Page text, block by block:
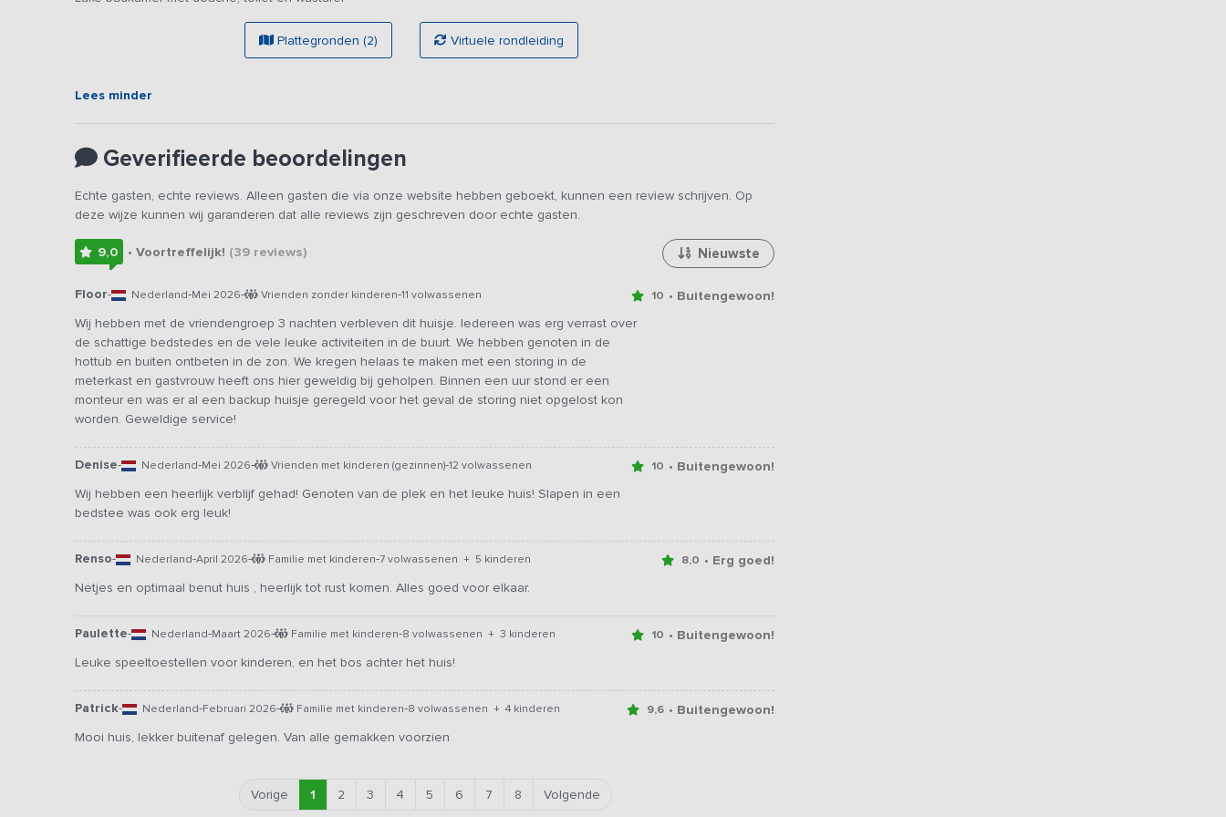
Vanuit de woonkamer met tuindeuren kijk je landelijk weg over het Achterhoekse landschap en loop je zo het bos in
zijn. Voor hen is er voldoende ruimte en zijn er leuke speeltoestellen, zoals een schommel en een volleybalveld.
Plattegronden (2) Virtuele rondleiding
Lees minder
Geverifieerde beoordelingen
Echte gasten, echte reviews. Alleen gasten die via onze website hebben geboekt, kunnen een review schrijven. Op
deze wijze kunnen wij garanderen dat alle reviews zijn geschreven door echte gasten.
9,0 • Voortreffelijk! (39reviews) Nieuwste
Floor- Nederland-Mei 2026- Vrienden zonder kinderen-11 volwassenen 10 • Buitengewoon!
Wij hebben met de vriendengroep 3 nachten verbleven dit huisje. Iedereen was erg verrast over
de schattige bedstedes en de vele leuke activiteiten in de buurt. We hebben genoten in de
hottub en buiten ontbeten in de zon. We kregen helaas te maken met een storing in de
meterkast en gastvrouw heeft ons hier geweldig bij geholpen. Binnen een uur stond er een
monteur en was er al een backup huisje geregeld voor het geval de storing niet opgelost kon
worden. Geweldige service!
Denise- Nederland-Mei 2026- Vrienden met kinderen (gezinnen)-12 volwassenen 10 • Buitengewoon!
Wij hebben een heerlijk verblijf gehad! Genoten van de plek en het leuke huis! Slapen in een
bedstee was ook erg leuk!
Renso- Nederland-April 2026- Familie met kinderen-7 volwassenen + 5 kinderen 8,0 • Erg goed!
Netjes en optimaal benut huis , heerlijk tot rust komen. Alles goed voor elkaar.
Paulette- Nederland-Maart 2026- Familie met kinderen-8 volwassenen + 3 kinderen 10 • Buitengewoon!
Leuke speeltoestellen voor kinderen, en het bos achter het huis!
Patrick- Nederland-Februari 2026- Familie met kinderen-8 volwassenen + 4 kinderen 9,6 • Buitengewoon!
Mooi huis, lekker buitenaf gelegen. Van alle gemakken voorzien
Vorige 1 2 3 4 5 6 7 8 Volgende